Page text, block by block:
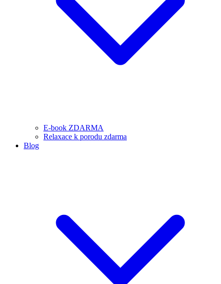
E-book ZDARMA
Relaxace k porodu zdarma
Blog